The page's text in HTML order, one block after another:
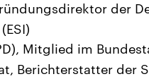
der
Mitglied im
Berichterstatter der